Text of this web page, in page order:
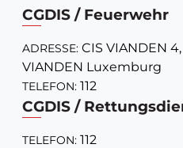
CGDIS / Feuerwehr
ADRESSE: CIS VIANDEN
VIANDEN Luxemburg
TELEFON: 112
CGDIS /
TELEFON: 112